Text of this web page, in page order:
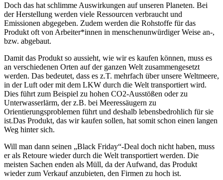
Doch das hat schlimme Auswirkungen auf unseren Planeten. Bei
der Herstellung werden viele Ressourcen verbraucht und
Emissionen abgegeben. Zudem werden die Rohstoffe für das
Produkt oft von Arbeiter*innen in menschenunwürdiger Weise an-,
bzw. abgebaut.
Damit das Produkt so aussieht, wie wir es kaufen können, muss es
an verschiedenen Orten auf der ganzen Welt zusammengesetzt
werden. Das bedeutet, dass es z.T. mehrfach über unsere Weltmeere,
in der Luft oder mit dem LKW durch die Welt transportiert wird.
Dies führt zum Beispiel zu hohen CO2-Ausstößen oder zu
Unterwasserlärm, der z.B. bei Meeressäugern zu
Orientierungsproblemen führt und deshalb lebensbedrohlich für sie
ist.Das Produkt, das wir kaufen sollen, hat somit schon einen langen
Weg hinter sich.
Will man dann seinen „Black Friday“-Deal doch nicht haben, muss
er als Retoure wieder durch die Welt transportiert werden. Die
meisten Sachen enden als Müll, da der Aufwand, das Produkt
wieder zum Verkauf anzubieten, den Firmen zu hoch ist.